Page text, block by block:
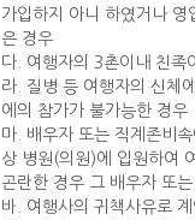
가입하지 아니 하였거나 영
은 경우
다. 여행자의 3촌이내 친족
라. 질병 등 여행자의 신체
에의 참가가 불가능한 경우
마. 배우자 또는 직계존비
상 병원(의원)에 입원하여
곤란한 경우 그 배우자 또는
바. 여행사의 귀책사유로